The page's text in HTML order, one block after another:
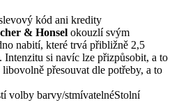
kód ani kredity
& Honsel okouzlí svým
nabití, které trvá přibližně 2,5
si navíc lze přizpůsobit, a to
přesouvat dle potřeby, a to
volby barvy/stmívatelnéStolní